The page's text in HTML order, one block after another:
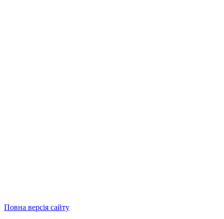
Повна версія сайту